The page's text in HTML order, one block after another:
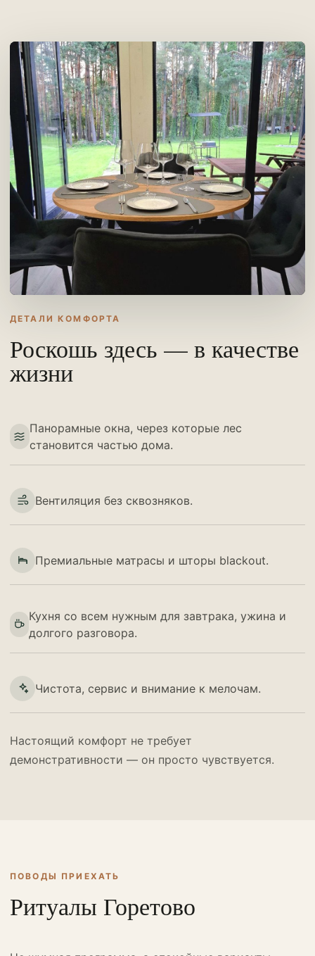
ДЕТАЛИ КОМФОРТА
Роскошь здесь — в качестве
жизни
Панорамные окна, через которые лес
становится частью дома.
Вентиляция без сквозняков.
Премиальные матрасы и шторы blackout.
Кухня со всем нужным для завтрака, ужина и
долгого разговора.
Чистота, сервис и внимание к мелочам.
Настоящий комфорт не требует
демонстративности — он просто чувствуется.
ПОВОДЫ ПРИЕХАТЬ
Ритуалы Горетово